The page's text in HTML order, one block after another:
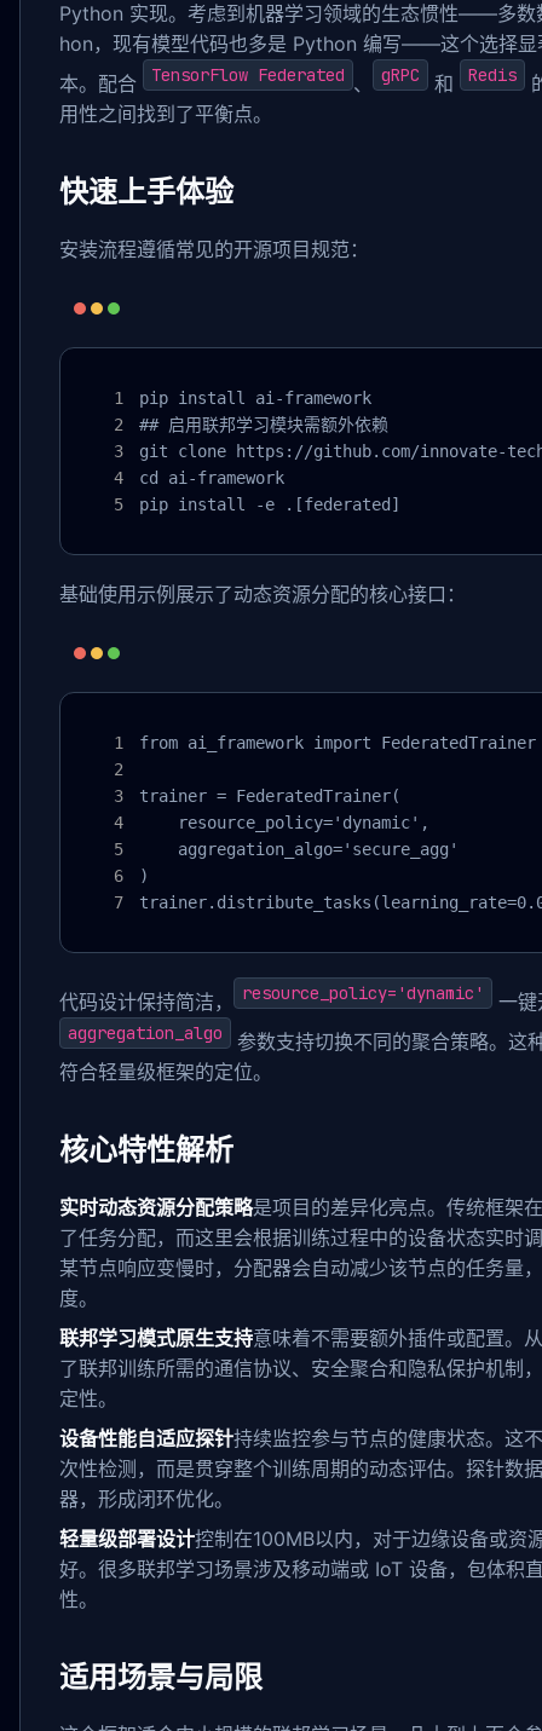
Python 实现。考虑到机器学习领域的生态惯性——多数
hon，现有模型代码也多是 Python 编写——这个选择显
本。配合
TensorFlow Federated 、 gRPC 和 Redis
用性之间找到了平衡点。
快速上手体验
安装流程遵循常见的开源项目规范：
pip install ai-framework
## 启用联邦学习模块需额外依赖
git clone https://github.com/innovate-
cd ai-framework
pip install -e .[federated]
基础使用示例展示了动态资源分配的核心接口：
from ai_framework import FederatedTrainer
trainer = FederatedTrainer(
    resource_policy='dynamic',
    aggregation_algo='secure_agg'
)
代码设计保持简洁， resource_policy='dynamic' 一键
aggregation_algo
参数支持切换不同的聚合策略。这
符合轻量级框架的定位。
核心特性解析
实时动态资源分配策略是项目的差异化亮点。传统框架
了任务分配，而这里会根据训练过程中的设备状态实时
某节点响应变慢时，分配器会自动减少该节点的任务量
度。
联邦学习模式原生支持意味着不需要额外插件或配置。
了联邦训练所需的通信协议、安全聚合和隐私保护机制
定性。
设备性能自适应探针持续监控参与节点的健康状态。这
次性检测，而是贯穿整个训练周期的动态评估。探针数
器，形成闭环优化。
轻量级部署设计控制在100MB以内，对于边缘设备或资
好。很多联邦学习场景涉及移动端或 IoT 设备，包体积
性。
适用场景与局限